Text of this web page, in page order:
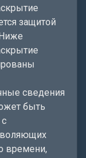
защитой
сведения
быть
времени,